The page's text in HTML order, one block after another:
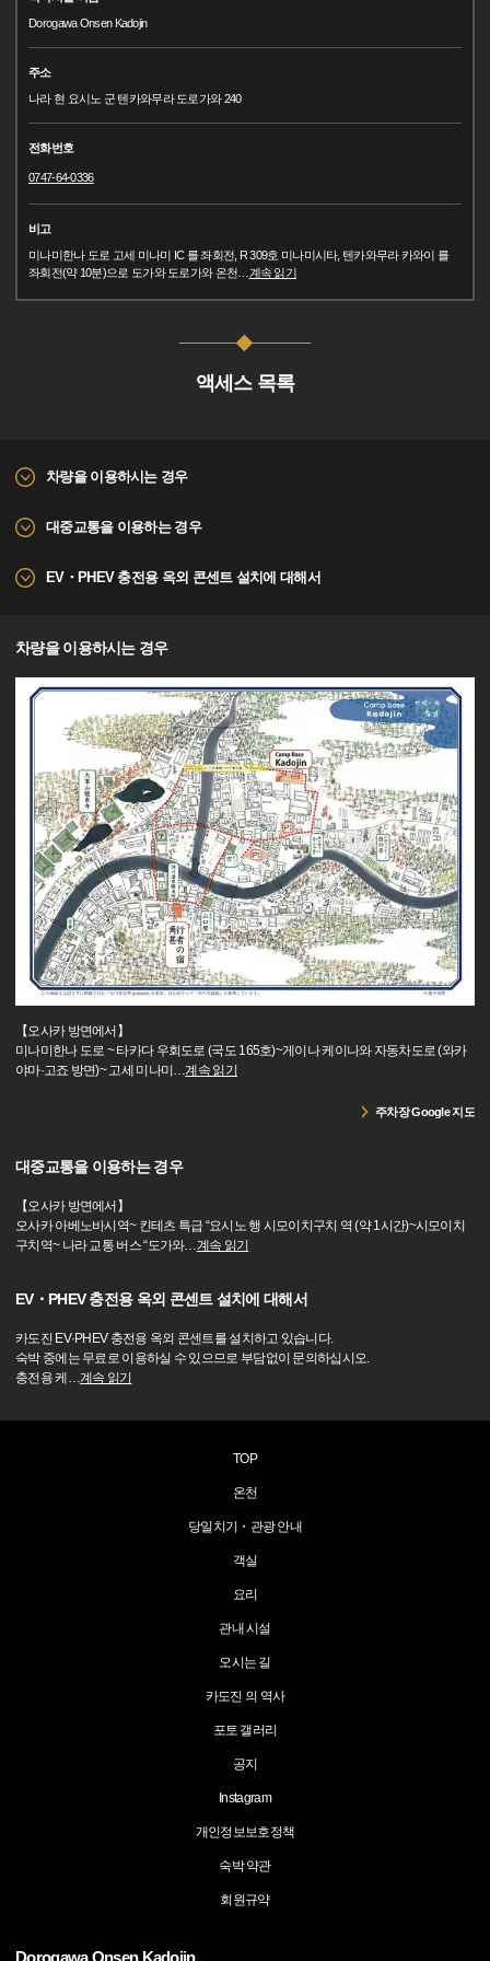
Dorogawa Onsen Kadojin
주소
나라 현 요시노 군 텐카와무라 도로가와 240
전화번호
0747-64-0336
비고
미나미한나 도로 고세 미나미 IC 를 좌회전, R 309호 미나미시타, 텐카와무라 카와이 를
좌회전(약 10분)으로 도가와 도로가와 온천
계속 읽기
액세스 목록
차량을 이용하시는 경우
대중교통을 이용하는 경우
EV・PHEV 충전용 옥외 콘센트 설치에 대해서
차량을 이용하시는 경우
【오사카 방면에서】
미나미한나 도로 ~ 타카다 우회도로 (국도 165호)~게이나 케이나와 자동차도로 (와카
야마·고죠 방면)~ 고세 미나미
계속 읽기
주차장 Google 지도
대중교통을 이용하는 경우
【오사카 방면에서】
오사카 아베노바시역~ 킨테츠 특급 “요시노 행 시모이치구치 역 (약 1시간)~시모이치
구치역~ 나라 교통 버스 “도가와… 계속 읽기
EV・PHEV 충전용 옥외 콘센트 설치에 대해서
카도진 EV·PHEV 충전용 옥외 콘센트를 설치하고 있습니다.
숙박 중에는 무료로 이용하실 수 있으므로 부담없이 문의하십시오.
충전용 케
계속 읽기
TOP
온천
당일치기・관광 안내
객실
요리
관내 시설
오시는 길
카도진 의 역사
포토 갤러리
공지
Instagram
개인정보보호정책
숙박 약관
회원규약
Dorogawa Onsen Kadojin